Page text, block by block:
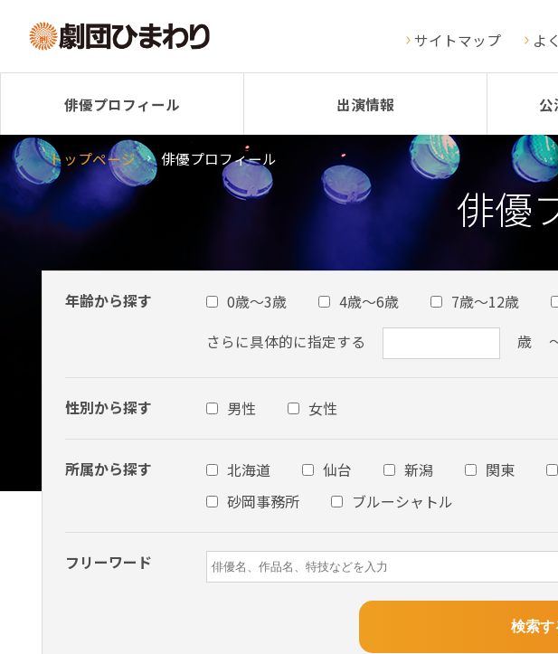
サイトマップ よ
俳優プロフィール 出演情報 公
トップページ 俳優プロフィール
俳優
年齢から探す 0歳～3歳 4歳～6歳 7歳～12歳
さらに具体的に指定する 歳
性別から探す 男性 女性
所属から探す 北海道 仙台 新潟 関東
砂岡事務所
ブルーシャトル
フリーワード